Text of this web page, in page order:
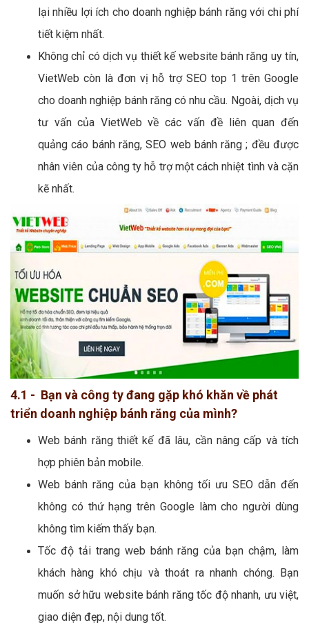
lại nhiều lợi ích cho doanh nghiệp bánh răng với chi phí
tiết kiệm nhất.
Không chỉ có dịch vụ thiết kế website bánh răng uy tín,
VietWeb còn là đơn vị hỗ trợ SEO top 1 trên Google
cho doanh nghiệp bánh răng có nhu cầu. Ngoài, dịch vụ
tư vấn của VietWeb về các vấn đề liên quan đến
quảng cáo bánh răng, SEO web bánh răng ; đều được
nhân viên của công ty hỗ trợ một cách nhiệt tình và cặn
kẽ nhất.
4.1 - Bạn và công ty đang gặp khó khăn về phát
triển doanh nghiệp bánh răng của mình?
Web bánh răng thiết kế đã lâu, cần nâng cấp và tích
hợp phiên bản mobile.
Web bánh răng của bạn không tối ưu SEO dẫn đến
không có thứ hạng trên Google làm cho người dùng
không tìm kiếm thấy bạn.
Tốc độ tải trang web bánh răng của bạn chậm, làm
khách hàng khó chịu và thoát ra nhanh chóng. Bạn
muốn sở hữu website bánh răng tốc độ nhanh, ưu việt,
giao diện đẹp, nội dung tốt.